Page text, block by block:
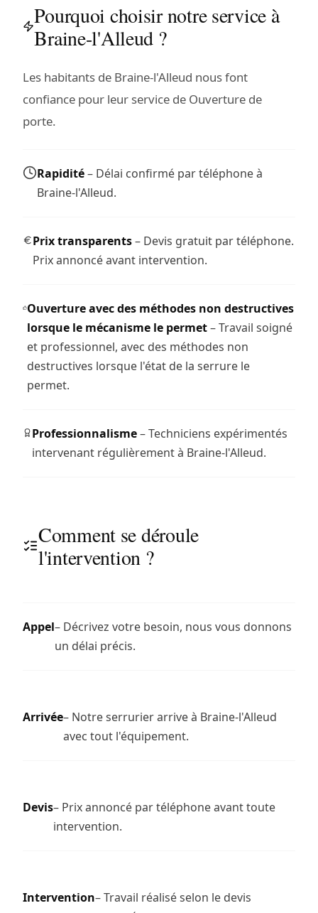
Pourquoi choisir notre service à
Braine-l'Alleud ?
Les habitants de Braine-l'Alleud nous font
confiance pour leur service de Ouverture de
porte.
Rapidité– Délai confirmé par téléphone à
Braine-l'Alleud.
Prix transparents– Devis gratuit par téléphone.
Prix annoncé avant intervention.
Ouverture avec des méthodes non destructives
lorsque le mécanisme le permet– Travail soigné
et professionnel, avec des méthodes non
destructives lorsque l'état de la serrure le
permet.
Professionnalisme– Techniciens expérimentés
intervenant régulièrement à Braine-l'Alleud.
Comment se déroule
l'intervention ?
Appel– Décrivez votre besoin, nous vous donnons
un délai précis.
Arrivée– Notre serrurier arrive à Braine-l'Alleud
avec tout l'équipement.
Devis– Prix annoncé par téléphone avant toute
intervention.
Intervention– Travail réalisé selon le devis